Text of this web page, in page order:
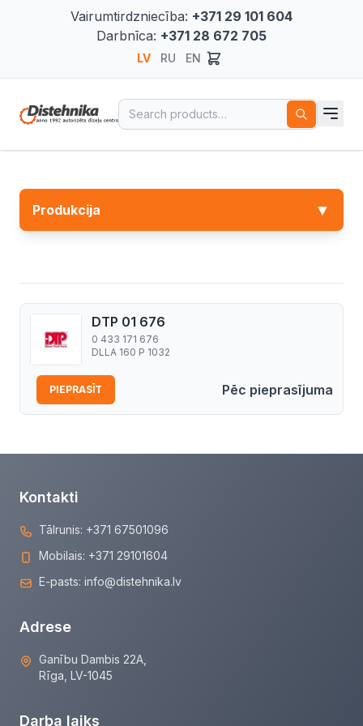
Vairumtirdzniecība: +371 29 101 604
Darbnīca: +371 28 672 705
LV RU EN
Search for:
Produkcija ▼
DTP 01 676
0 433 171 676
DLLA 160 P 1032
Pēc pieprasījuma
PIEPRASĪT
Kontakti
Tālrunis: +371 67501096
Mobilais: +371 29101604
E-pasts: info@distehnika.lv
Adrese
Ganību Dambis 22A,
Rīga, LV-1045
Darba laiks